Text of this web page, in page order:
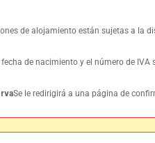
de alojamiento están sujetas a la
fecha de nacimiento y el número de
Se le redirigirá a una página de